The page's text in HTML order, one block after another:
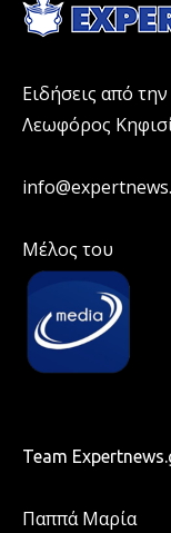
Ειδήσεις από
Λεωφόρος
Μέλος του
Team
Παππά Μαρία